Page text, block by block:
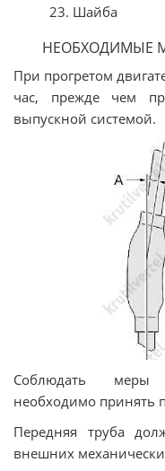
23. Шайба
НЕОБХОДИМЫЕ
При прогретом
час, прежде чем
выпускной системой.
Соблюдать меры
необходимо принять
Передняя труба
внешних